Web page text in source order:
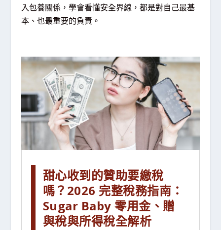
入包養關係，學會看懂安全界線，都是對自己最基
本、也最重要的負責。
甜心收到的贊助要繳稅
嗎？2026 完整稅務指南：
Sugar Baby 零用金、贈
與稅與所得稅全解析